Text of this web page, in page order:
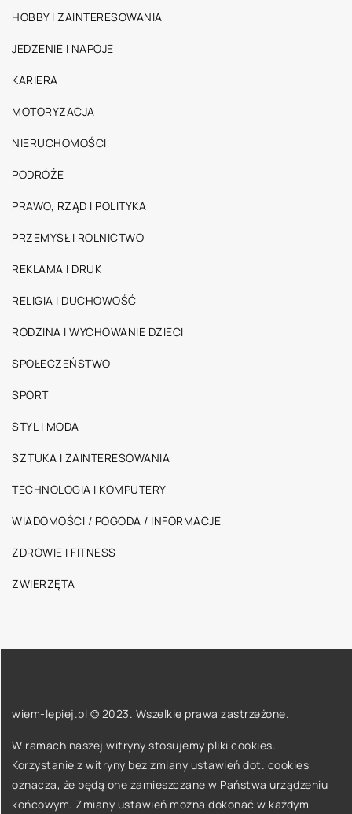
HOBBY I ZAINTERESOWANIA
JEDZENIE I NAPOJE
KARIERA
MOTORYZACJA
NIERUCHOMOŚCI
PODRÓŻE
PRAWO, RZĄD I POLITYKA
PRZEMYSŁ I ROLNICTWO
REKLAMA I DRUK
RELIGIA I DUCHOWOŚĆ
RODZINA I WYCHOWANIE DZIECI
SPOŁECZEŃSTWO
SPORT
STYL I MODA
SZTUKA I ZAINTERESOWANIA
TECHNOLOGIA I KOMPUTERY
WIADOMOŚCI / POGODA / INFORMACJE
ZDROWIE I FITNESS
ZWIERZĘTA
wiem-lepiej.pl © 2023. Wszelkie prawa zastrzeżone.
W ramach naszej witryny stosujemy pliki cookies.
Korzystanie z witryny bez zmiany ustawień dot. cookies
oznacza, że będą one zamieszczane w Państwa urządzeniu
końcowym. Zmiany ustawień można dokonać w każdym